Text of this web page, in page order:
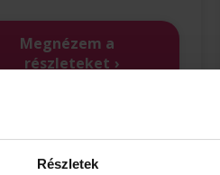
Részletek
Megnézem a
részleteket